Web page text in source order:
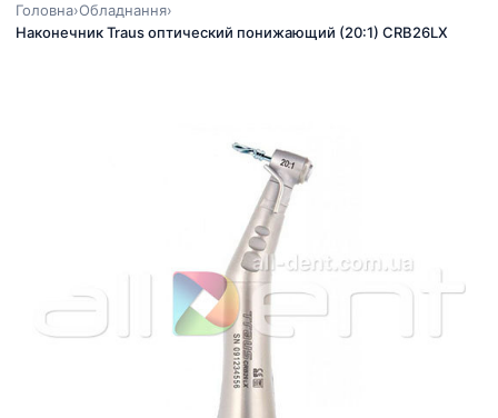
Головна›Обладнання›
Наконечник Traus оптический понижающий (20:1) CRB26LX